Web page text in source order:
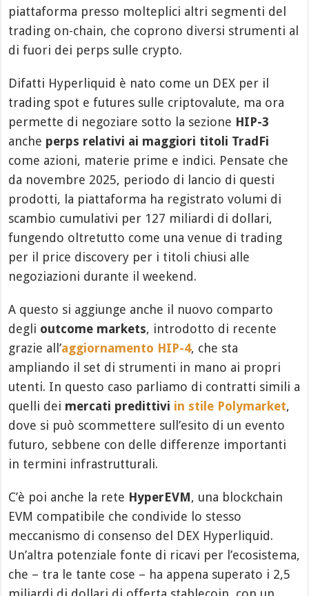
piattaforma presso molteplici altri segmenti del
trading on-chain, che coprono diversi strumenti al
di fuori dei perps sulle crypto.
Difatti Hyperliquid è nato come un DEX per il
trading spot e futures sulle criptovalute, ma ora
permette di negoziare sotto la sezione HIP-3
anche perps relativi ai maggiori titoli TradFi
come azioni, materie prime e indici. Pensate che
da novembre 2025, periodo di lancio di questi
prodotti, la piattaforma ha registrato volumi di
scambio cumulativi per 127 miliardi di dollari,
fungendo oltretutto come una venue di trading
per il price discovery per i titoli chiusi alle
negoziazioni durante il weekend.
A questo si aggiunge anche il nuovo comparto
degli outcome markets, introdotto di recente
grazie all’aggiornamento HIP-4, che sta
ampliando il set di strumenti in mano ai propri
utenti. In questo caso parliamo di contratti simili a
quelli dei mercati predittivi in stile Polymarket,
dove si può scommettere sull’esito di un evento
futuro, sebbene con delle differenze importanti
in termini infrastrutturali.
C’è poi anche la rete HyperEVM, una blockchain
EVM compatibile che condivide lo stesso
meccanismo di consenso del DEX Hyperliquid.
Un’altra potenziale fonte di ricavi per l’ecosistema,
che – tra le tante cose – ha appena superato i 2,5